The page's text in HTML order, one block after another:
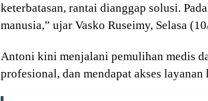
keterbatasan, rantai dianggap solusi.
manusia,” ujar Vasko Ruseimy, Selasa
Antoni kini menjalani pemulihan medis
profesional, dan mendapat akses layanan